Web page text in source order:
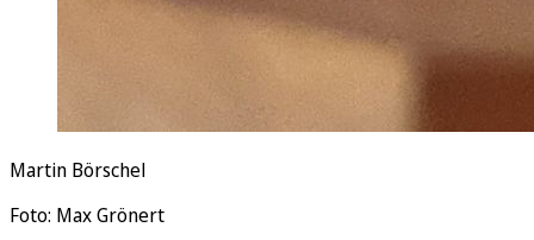
Martin Börschel
Foto: Max Grönert